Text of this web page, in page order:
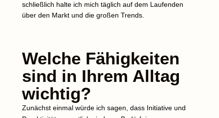
schließlich halte ich mich täglich auf dem Laufenden
über den Markt und die großen Trends.
Welche Fähigkeiten
sind in Ihrem Alltag
wichtig?
Zunächst einmal würde ich sagen, dass Initiative und